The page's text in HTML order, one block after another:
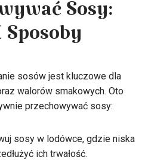
Sosy:
sosów jest kluczowe dla
walorów smakowych. Oto
przechowywać sosy:
sosy w lodówce, gdzie niska
ich trwałość.